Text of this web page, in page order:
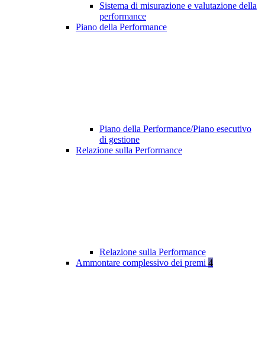
Sistema di misurazione e valutazione della
performance
Piano della Performance
Piano della Performance/Piano esecutivo
di gestione
Relazione sulla Performance
Relazione sulla Performance
Ammontare complessivo dei premi 4